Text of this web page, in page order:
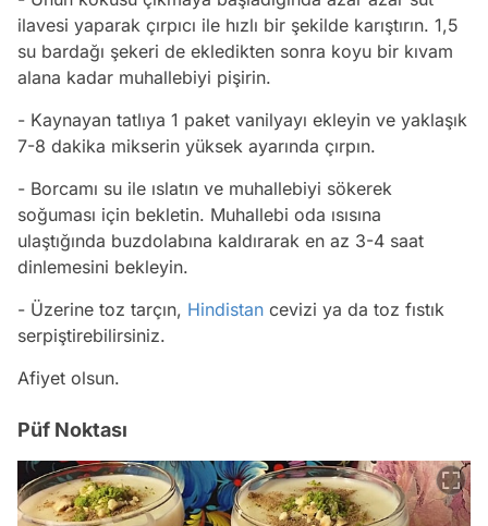
ilavesi yaparak çırpıcı ile hızlı bir şekilde karıştırın. 1,5
su bardağı şekeri de ekledikten sonra koyu bir kıvam
alana kadar muhallebiyi pişirin.
- Kaynayan tatlıya 1 paket vanilyayı ekleyin ve yaklaşık
7-8 dakika mikserin yüksek ayarında çırpın.
- Borcamı su ile ıslatın ve muhallebiyi sökerek
soğuması için bekletin. Muhallebi oda ısısına
ulaştığında buzdolabına kaldırarak en az 3-4 saat
dinlemesini bekleyin.
- Üzerine toz tarçın, Hindistan cevizi ya da toz fıstık
serpiştirebilirsiniz.
Afiyet olsun.
Püf Noktası